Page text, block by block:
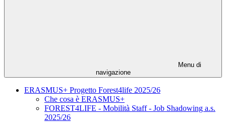
Menu di
navigazione
ERASMUS+ Progetto Forest4life 2025/26
Che cosa è ERASMUS+
FOREST4LIFE - Mobilità Staff - Job Shadowing a.s.
2025/26